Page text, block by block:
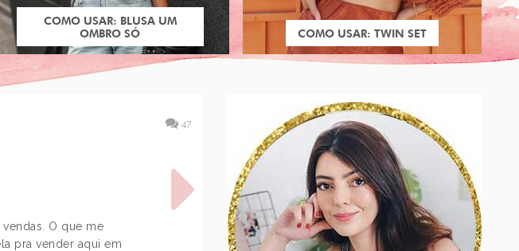
COMO USAR: BLUSA UM
OMBRO SÓ
COMO USAR: TWIN SET
47
vendas. O que me
pra vender aqui em